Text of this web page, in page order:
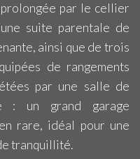
par le cellier
suite parentale de
ainsi que de trois
de rangements
par une salle de
: un grand garage
rare, idéal pour une
tranquillité.